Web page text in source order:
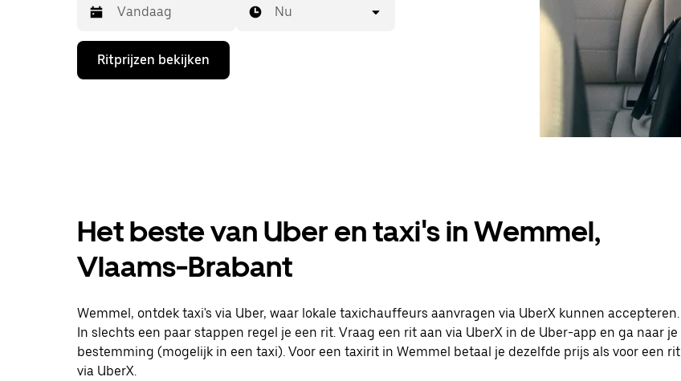
Druk
de
datum
te
Druk
om
de
agenda
te
sluiten.
Nu
Ritprijzen bekijken
Het beste van Uber en taxi's in Wemmel,
Vlaams-Brabant
Wemmel, ontdek taxi's via Uber, waar lokale taxichauffeurs aanvragen via UberX kunnen accepteren.
In slechts een paar stappen regel je een rit. Vraag een rit aan via UberX in de Uber-app en ga naar je
bestemming (mogelijk in een taxi). Voor een taxirit in Wemmel betaal je dezelfde prijs als voor een rit
via UberX.